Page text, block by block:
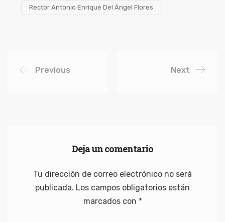
Rector Antonio Enrique Del Ángel Flores
Previous Next
Deja un comentario
Tu dirección de correo electrónico no será
publicada. Los campos obligatorios están
marcados con *